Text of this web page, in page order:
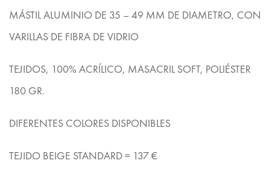
MÁSTIL ALUMINIO DE 35 – 49 MM DE DIAMETRO, CON
VARILLAS DE FIBRA DE VIDRIO
TEJIDOS, 100% ACRÍLICO, MASACRIL SOFT, POLIÉSTER
180 GR.
DIFERENTES COLORES DISPONIBLES
TEJIDO BEIGE STANDARD = 137 €